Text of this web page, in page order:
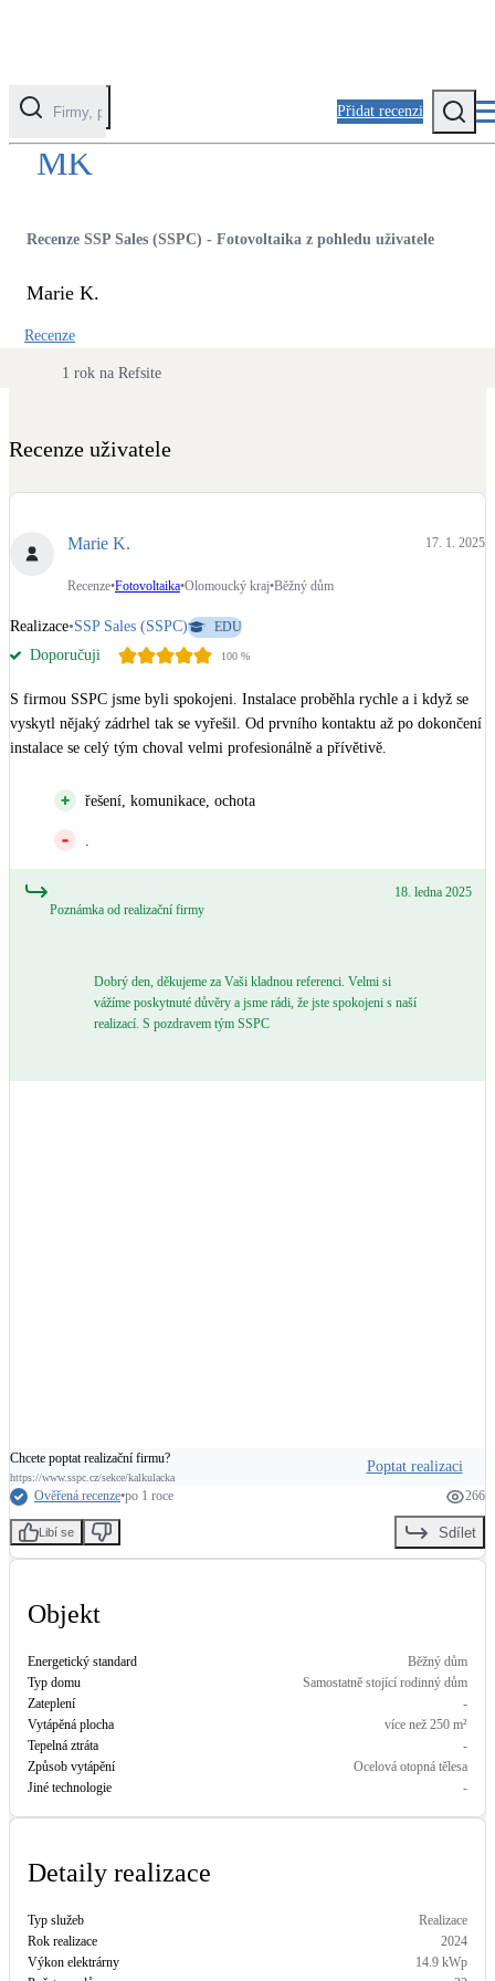
Přidat recenzi
Kategorie
Fotovoltaika
Solární ohřev vody
Solární termický systém
Na přípravu teplé vody i přitápění
Klimatizace
Větrání s rekuperací
Kotle
Hlavní zdroje vytápění
Doplňkové zdroje vytápění
MK
Recenze SSP Sales (SSPC) - Fotovoltaika z pohledu uživatele
Marie K.
Recenze
1 rok na Refsite
Recenze uživatele
Objekt
Energetický standard
Běžný dům
Typ domu
Samostatně stojící rodinný dům
Zateplení
-
Vytápěná plocha
více než 250 m²
Tepelná ztráta
-
Způsob vytápění
Ocelová otopná tělesa
Jiné technologie
-
Detaily realizace
Typ služeb
Realizace
Rok realizace
2024
Výkon elektrárny
14.9 kWp
Marie K. 17. 1. 2025
Recenze•Fotovoltaika•Olomoucký kraj•Běžný dům
Realizace•SSP Sales (SSPC) EDU
Doporučuji 100 %
S firmou SSPC jsme byli spokojeni. Instalace proběhla rychle a i když se
vyskytl nějaký zádrhel tak se vyřešil. Od prvního kontaktu až po dokončení
instalace se celý tým choval velmi profesionálně a přívětivě.
řešení, komunikace, ochota
.
Poznámka od realizační firmy
18. ledna 2025
Dobrý den, děkujeme za Vaši kladnou referenci. Velmi si
vážíme poskytnuté důvěry a jsme rádi, že jste spokojeni s naší
realizací. S pozdravem tým SSPC
Chcete poptat realizační firmu?
https://www.sspc.cz/sekce/kalkulacka
Poptat realizaci
Ověřená recenze•po 1 roce 266
Libí se Sdílet